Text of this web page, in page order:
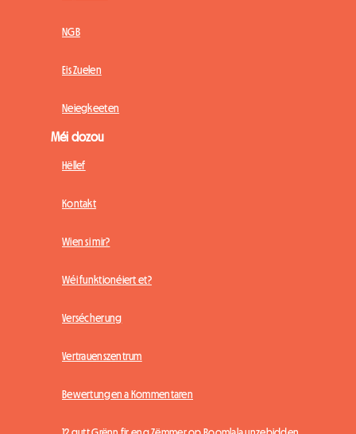
NGB
Eis Zuelen
Neiegkeeten
Méi dozou
Hëllef
Kontakt
Wien si mir?
Wéi funktionéiert et?
Versécherung
Vertrauenszentrum
Bewertungen a Kommentaren